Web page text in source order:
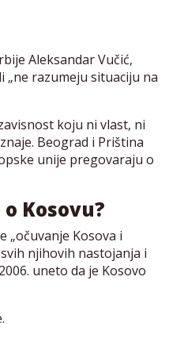
Aleksandar Vučić,
„ne razumeju situaciju na
koju ni vlast, ni
Beograd i Priština
unije pregovaraju o
Kosovu?
„očuvanje Kosova i
njihovih nastojanja i
uneto da je Kosovo